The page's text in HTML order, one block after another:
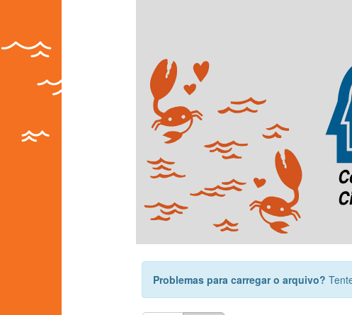
Problemas para carregar o arquivo?